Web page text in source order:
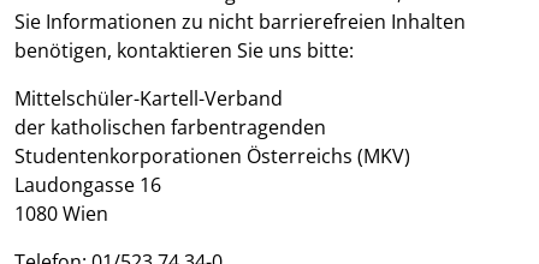
Sie Informationen zu nicht barrierefreien Inhalten
benötigen, kontaktieren Sie uns bitte:
Mittelschüler-Kartell-Verband
der katholischen farbentragenden
Studentenkorporationen Österreichs (MKV)
Laudongasse 16
1080 Wien